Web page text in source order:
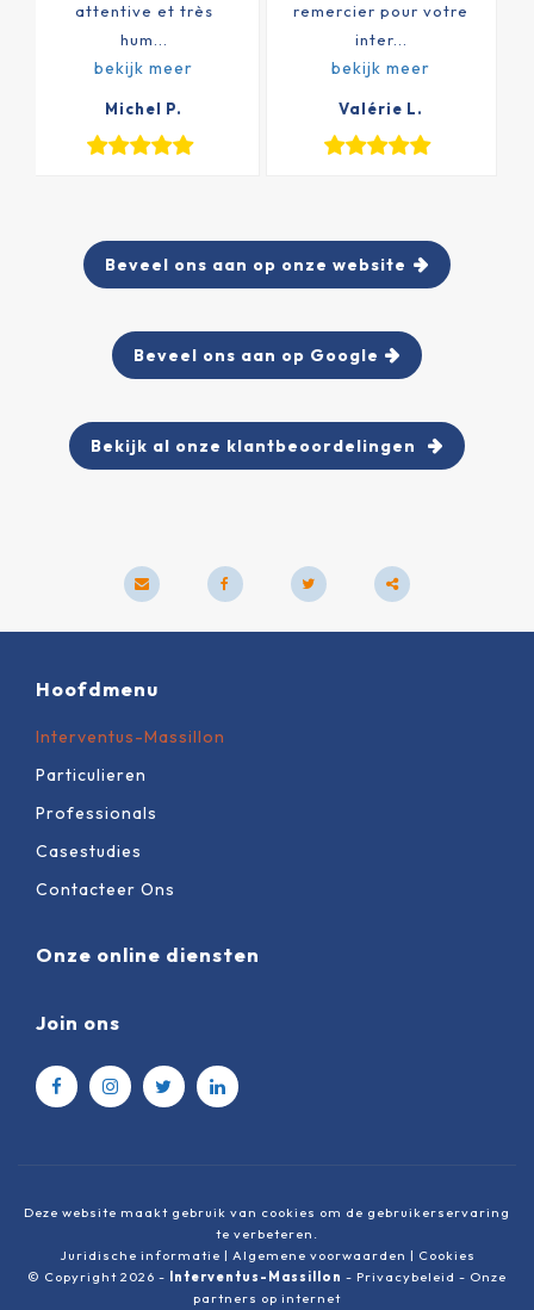
attentive et très
hum...
bekijk meer
Michel P.
remercier pour votre
inter...
bekijk meer
Valérie L.
Beveel ons aan op onze website
Beveel ons aan op Google
Bekijk al onze klantbeoordelingen
Hoofdmenu
Interventus-Massillon
Particulieren
Professionals
Casestudies
Contacteer Ons
Onze online diensten
Join ons
Deze website maakt gebruik van cookies om de gebruikerservaring
te verbeteren.
Juridische informatie | Algemene voorwaarden | Cookies
© Copyright 2026 - Interventus-Massillon - Privacybeleid - Onze
partners op internet